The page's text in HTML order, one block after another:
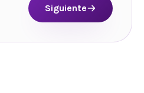
Siguiente